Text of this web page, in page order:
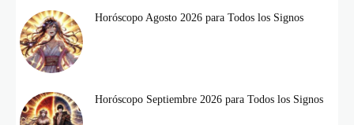
Horóscopo Agosto 2026 para Todos los Signos
Horóscopo Septiembre 2026 para Todos los Signos